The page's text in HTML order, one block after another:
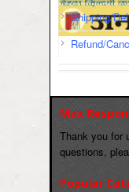
Shipping/
Refund/
Max
Thank you for
questions,
Popular